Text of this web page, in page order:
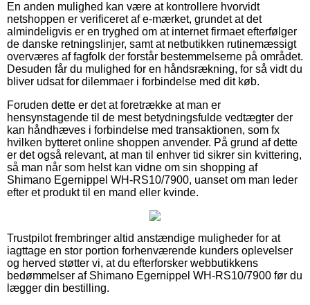
En anden mulighed kan være at kontrollere hvorvidt
netshoppen er verificeret af e-mærket, grundet at det
almindeligvis er en tryghed om at internet firmaet efterfølger
de danske retningslinjer, samt at netbutikken rutinemæssigt
overværes af fagfolk der forstår bestemmelserne på området.
Desuden får du mulighed for en håndsrækning, for så vidt du
bliver udsat for dilemmaer i forbindelse med dit køb.
Foruden dette er det at foretrække at man er
hensynstagende til de mest betydningsfulde vedtægter der
kan håndhæves i forbindelse med transaktionen, som fx
hvilken bytteret online shoppen anvender. På grund af dette
er det også relevant, at man til enhver tid sikrer sin kvittering,
så man når som helst kan vidne om sin shopping af
Shimano Egernippel WH-RS10/7900, uanset om man leder
efter et produkt til en mand eller kvinde.
Trustpilot frembringer altid anstændige muligheder for at
iagttage en stor portion forhenværende kunders oplevelser
og herved støtter vi, at du efterforsker webbutikkens
bedømmelser af Shimano Egernippel WH-RS10/7900 før du
lægger din bestilling.